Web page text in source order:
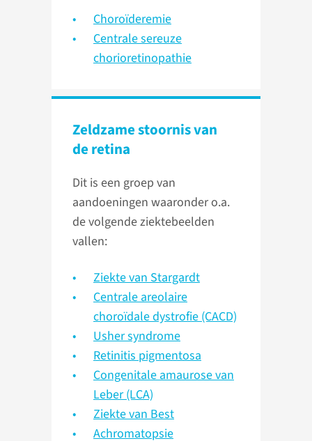
Choroïderemie
Centrale sereuze
chorioretinopathie
Zeldzame stoornis van
de retina
Dit is een groep van
aandoeningen waaronder o.a.
de volgende ziektebeelden
vallen:
Ziekte van Stargardt
Centrale areolaire
choroïdale dystrofie (CACD)
Usher syndrome
Retinitis pigmentosa
Congenitale amaurose van
Leber (LCA)
Ziekte van Best
Achromatopsie